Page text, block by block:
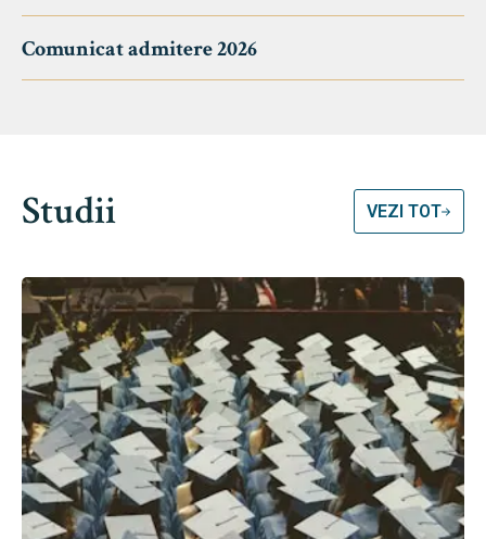
Comunicat admitere 2026
Studii VEZI TOT